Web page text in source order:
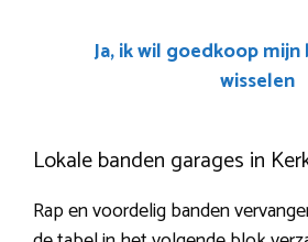
Ja, ik wil goedkoop
wisselen
Lokale banden garages in
Rap en voordelig banden